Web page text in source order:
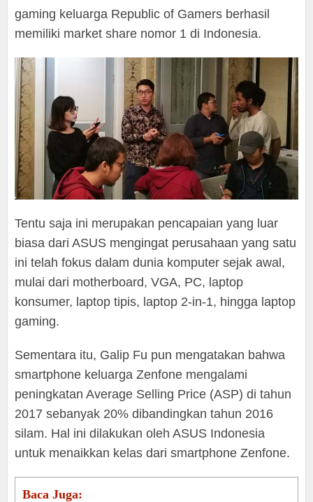
gaming keluarga Republic of Gamers berhasil
memiliki market share nomor 1 di Indonesia.
Tentu saja ini merupakan pencapaian yang luar
biasa dari ASUS mengingat perusahaan yang satu
ini telah fokus dalam dunia komputer sejak awal,
mulai dari motherboard, VGA, PC, laptop
konsumer, laptop tipis, laptop 2-in-1, hingga laptop
gaming.
Sementara itu, Galip Fu pun mengatakan bahwa
smartphone keluarga Zenfone mengalami
peningkatan Average Selling Price (ASP) di tahun
2017 sebanyak 20% dibandingkan tahun 2016
silam. Hal ini dilakukan oleh ASUS Indonesia
untuk menaikkan kelas dari smartphone Zenfone.
Baca Juga: